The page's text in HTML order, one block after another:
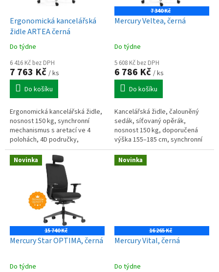
Ergonomická kancelářská
židle ARTEA černá
Do týdne
6 416 Kč bez DPH
7 763 Kč / ks
Do košíku
Ergonomická kancelářská židle,
nosnost 150 kg, synchronní
mechanismus s aretací ve 4
polohách, 4D područky,
nastavitelný podhlavník a
bederní opěrka, síťovaný
opěrák, posuv...
7 340 Kč
Mercury Veltea, černá
Do týdne
5 608 Kč bez DPH
6 786 Kč / ks
Do košíku
Kancelářská židle, čalouněný
sedák, síťovaný opěrák,
nosnost 150 kg, doporučená
výška 155–185 cm, synchronní
mechanismus, aretace 4 polohy,
posuv sedáku cca 60 mm,
nastavitelný...
Novinka
15 740 Kč
Mercury Star OPTIMA, černá
Do týdne
Novinka
16 265 Kč
Mercury Vital, černá
Do týdne